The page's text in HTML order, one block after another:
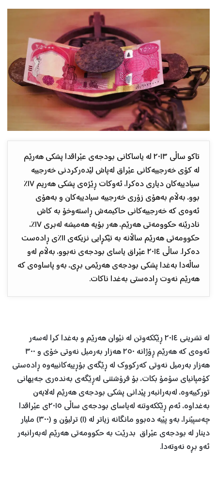
تاكو ساڵی ٢٠١٣ له ‌یاساكانی بودجه‌ی عێراقدا پشكی هه‌رێم
له‌ كۆی خه‌رجییه‌كانی عێراق له‌پاش لێده‌ركردنی خه‌رجییه‌
سیادییه‌كان دیاری ده‌كرا، ئه‌وكات ڕێژه‌ی پشكی هه‌ریم ١٧٪
بوو، به‌ڵام به‌هۆی زۆری خه‌رجییه‌ سیادییه‌كان و به‌هۆی
ئه‌وه‌ی كه‌ خه‌رجییه‌كانی حاكیمه‌ش ڕاسته‌وخۆ به‌ كاش
نادرێنه‌ حكوومه‌تی هه‌رێم، هه‌ر بۆیه‌ هه‌میشه‌ له‌بری ١٧٪،
حكوومه‌تی هه‌رێم ساڵانه‌ به‌ تێكڕایی نزیكه‌ی ١١٪ی ڕاده‌ست
ده‌كرا. ساڵی ٢٠١٤ عێراق یاسای بودجه‌ی نه‌بوو، به‌ڵام له‌و
ساڵه‌دا به‌غدا پشكی بودجه‌ی هه‌رێمی بڕی، به‌و پاساوه‌ی كه‌
هه‌رێم نه‌وت ڕاده‌ستی به‌غدا ناكات.
له‌ تشرینی ٢٠١٤ ڕێككه‌وتن له‌ نێوان هه‌رێم و به‌غدا كرا له‌سه‌ر
ئه‌وه‌ی كه‌ هه‌رێم ڕۆژانه‌ ٢٥٠ هه‌زار به‌رمیل نه‌وتی خۆی و ٣٠٠
هه‌زار به‌رمیل نه‌وتی كه‌ركووك له‌ ڕێگه‌ی بۆڕییه‌كانییه‌‌وه‌ ڕاده‌ستی
كۆمپانیای سۆمۆ بكات، بۆ فرۆشتنی له‌ڕێگه‌ی به‌نده‌ری جه‌یهانی
توركییه‌وه‌، له‌به‌رانبه‌ر پێدانی پشكی بودجه‌ی هه‌رێم له‌لایه‌ن
به‌غداوه‌، ئه‌م ڕێككه‌وتنه‌ له‌یاسای بودجه‌ی ساڵی ٢٠١٥ی عێراقدا
چه‌سپێنرا، به‌و پێیه‌ ده‌بوو مانگانه‌ زیاتر له‌ (١) ترلیۆن و (٣٠٠) ملیار
دینار له‌ بودجه‌ی عێراق بدرێت به‌ حكوومه‌تی هه‌رێم له‌به‌رانبه‌ر
ئه‌و بڕه‌ نه‌وته‌دا.